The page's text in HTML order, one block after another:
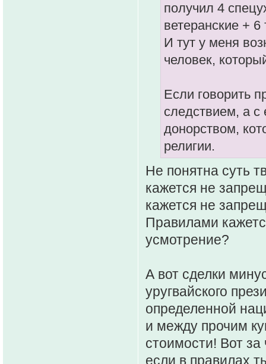
получил 4
ветеранские + 6
И тут у меня
человек,
Если говорить
следствием, а с
донорством,
религии.
Не понятна суть
кажется не
кажется не
Правилами
усмотрение?
А вот сделки
уругвайского
определенной
и между прочим
стоимости! Вот
если в правилах